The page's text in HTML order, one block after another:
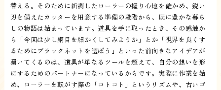
替える。そのために新調したローラーの握り心地を確かめ、鋭い
刃を備えたカッターを用意する準備の段階から、既に豊かな暮ら
しの物語は始まっています。道具を手に取ったとき、その感触か
ら「今回は少し網目を細かくしてみようか」とか「視界を良くす
るためにブラックネットを選ぼう」といった前向きなアイデアが
湧いてくるのは、道具が単なるツールを超えて、自分の想いを形
にするためのパートナーになっているからです。実際に作業を始
め、ローラーを転がす際の「コトコト」というリズムや、古いゴ